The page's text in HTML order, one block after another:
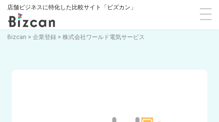
店舗ビジネスに特化した比較サイト「ビズカン」
Bizcan > 企業登録 > 株式会社ワールド電気サービス